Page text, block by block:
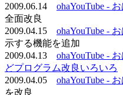
2009.06.14 ohaYouTube -
全面改良
2009.04.15 ohaYouTube -
示する機能を追加
2009.04.13 ohaYouTube -
どプログラム改良いろいろ
2009.04.05 ohaYouTube -
を改良